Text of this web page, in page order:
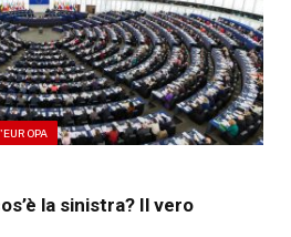
la sinistra? Il vero